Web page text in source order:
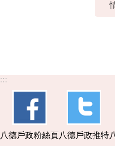
:::
八德戶政粉絲頁 八德戶政推特